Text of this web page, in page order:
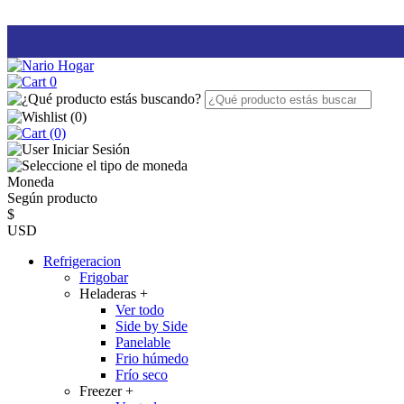
0
(0)
(0)
Iniciar Sesión
Moneda
Según producto
$
USD
Refrigeracion
Frigobar
Heladeras +
Ver todo
Side by Side
Panelable
Frio húmedo
Frío seco
Freezer+